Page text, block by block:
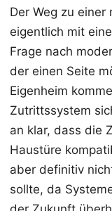
Der Weg zu einer
eigentlich mit
Frage nach
der einen Seite
Eigenheim
Zutrittssystem
an klar, dass die
Haustüre
aber definitiv
sollte, da